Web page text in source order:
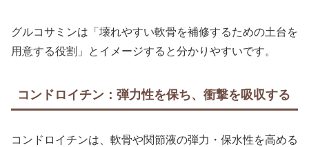
グルコサミンは「壊れやすい軟骨を補修するための土台を
用意する役割」とイメージすると分かりやすいです。
コンドロイチン：弾力性を保ち、衝撃を吸収する
コンドロイチンは、軟骨や関節液の弾力・保水性を高める